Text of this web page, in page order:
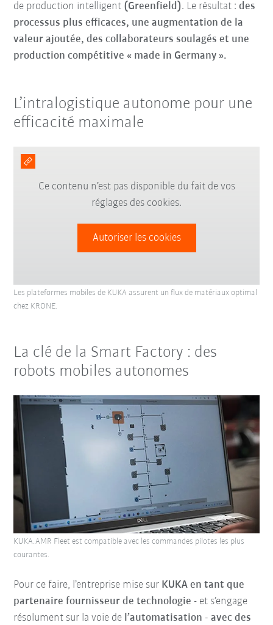
de production intelligent (Greenfield). Le résultat :des
processus plus efficaces, une augmentation de la
valeur ajoutée, des collaborateurs soulagés et une
production compétitive « made in Germany ».
L’intralogistique autonome pour une
efficacité maximale
Ce contenu n’est pas disponible du fait de vos
réglages des cookies.
Autoriser les cookies
Les plateformes mobiles de KUKA assurent un flux de matériaux optimal
chez KRONE.
La clé de la Smart Factory : des
robots mobiles autonomes
Pour ce faire, l’entreprise mise sur KUKA en tant que
partenaire fournisseur de technologie - et s’engage
résolument sur la voie de l’automatisation - avec des
KUKA.AMR Fleet est compatible avec les commandes pilotes les plus
courantes.